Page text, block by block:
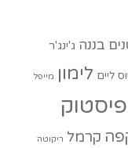
בננה ג'ינג'ר
ליים לימון מייפל
פיסטוק
קרמל ריקוטה